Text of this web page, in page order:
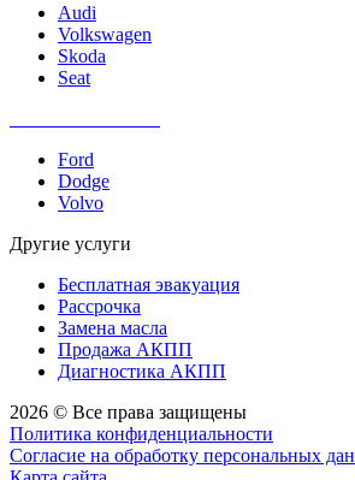
Audi
Volkswagen
Skoda
Seat
Ford
Dodge
Volvo
Другие услуги
Бесплатная эвакуация
Рассрочка
Замена масла
Продажа АКПП
Диагностика АКПП
2026 © Все права защищены
Политика конфиденциальности
Согласие на обработку персональных